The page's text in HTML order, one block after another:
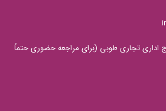
اداری تجاری طوبی (برای مراجعه حضوری حتماً